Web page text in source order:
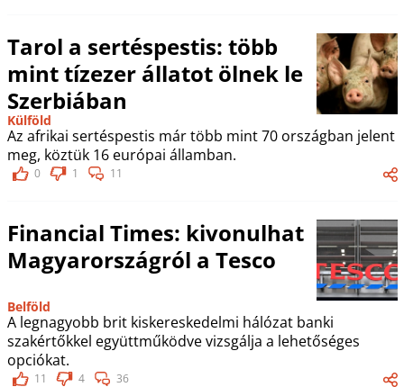
Tarol a sertéspestis: több
mint tízezer állatot ölnek le
Szerbiában
Külföld
Az afrikai sertéspestis már több mint 70 országban jelent
meg, köztük 16 európai államban.
0 1 11
Financial Times: kivonulhat
Magyarországról a Tesco
Belföld
A legnagyobb brit kiskereskedelmi hálózat banki
szakértőkkel együttműködve vizsgálja a lehetőséges
opciókat.
11 4 36